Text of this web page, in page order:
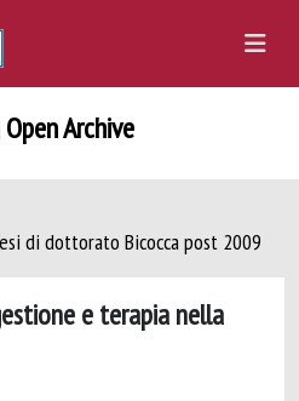
Archive
di dottorato Bicocca post 2009
e terapia nella